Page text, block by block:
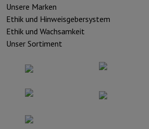
Unsere Marken
Ethik und Hinweisgebersystem
Ethik und Wachsamkeit
Unser Sortiment